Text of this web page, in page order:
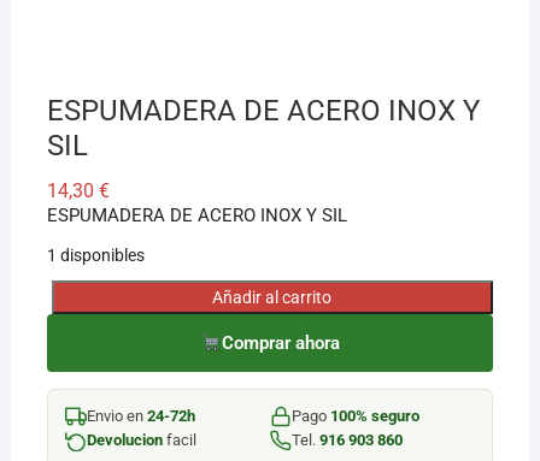
ESPUMADERA DE ACERO INOX Y
SIL
14,30 €
ESPUMADERA DE ACERO INOX Y SIL
1 disponibles
ESPUMADERA
ACERO
INOX
SIL
Añadir al carrito
Comprar ahora
Envio en 24-72h Pago 100% seguro
Devolucionfacil Tel. 916 903 860
aunque no sepas el nombre exacto